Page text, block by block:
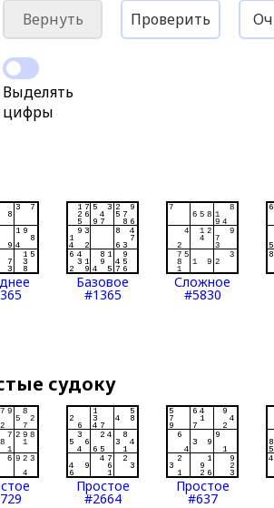
Вернуть Проверить
Выделять
цифры
Базовое
#1365
Сложное
#5830
судоку
Простое
#2664
Простое
#637